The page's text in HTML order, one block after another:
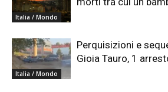
Italia / Mondo
Italia / Mondo
Perquisizioni e
Gioia Tauro, 1